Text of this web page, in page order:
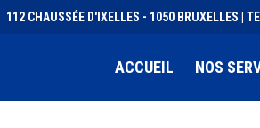
112 CHAUSSÉE D'IXELLES - 1050 BRUXELLES |
ACCUEIL NOS